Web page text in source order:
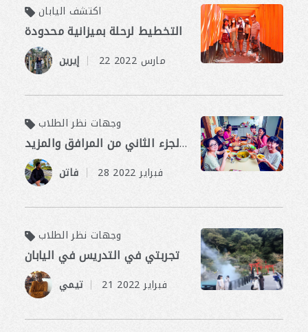
اكتشف اليابان
التخطيط لرحلة بميزانية محدودة
إيرين 22 مارس 2022
وجهات نظر الطلاب
تكلفة المعيشة في بيبو: الجزء الثاني من المرافق والمزيد!
فاتن 28 فبراير 2022
وجهات نظر الطلاب
تجربتي في التدريس في اليابان
تيمي 21 فبراير 2022